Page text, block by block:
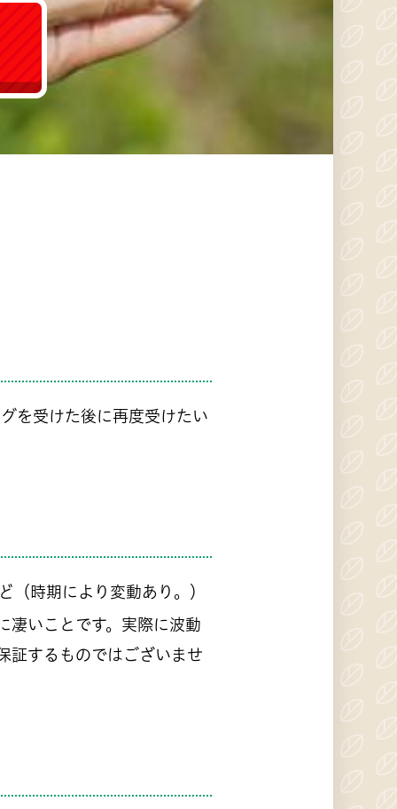
を受けた後に再度受けたい
時期により変動あり。）
凄いことです。実際に波動
証するものではございませ